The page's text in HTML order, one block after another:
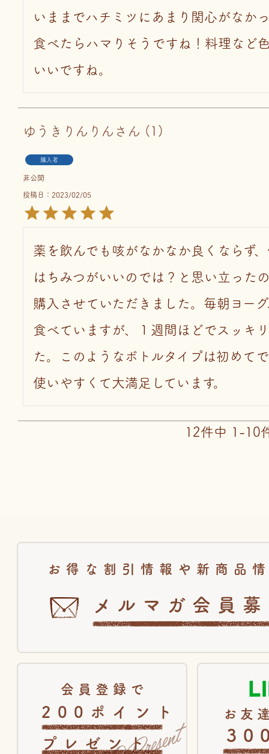
いままでハチミツにあまり関心がなか
食べたらハマりそうですね！料理など
いいですね。
ゆうきりんりん 1
購入者
非公開
投稿日 2023/02/05
薬を飲んでも咳がなかなか良くならず
はちみつがいいのでは？と思い立った
購入させていただきました。毎朝ヨー
食べていますが、１週間ほどでスッキ
た。このようなボトルタイプは初めて
使いやすくて大満足しています。
12件中 1 -10
お得な割引情報や新商品
メルマガ会員
会員登録で
200ポイント
プレゼント
お友